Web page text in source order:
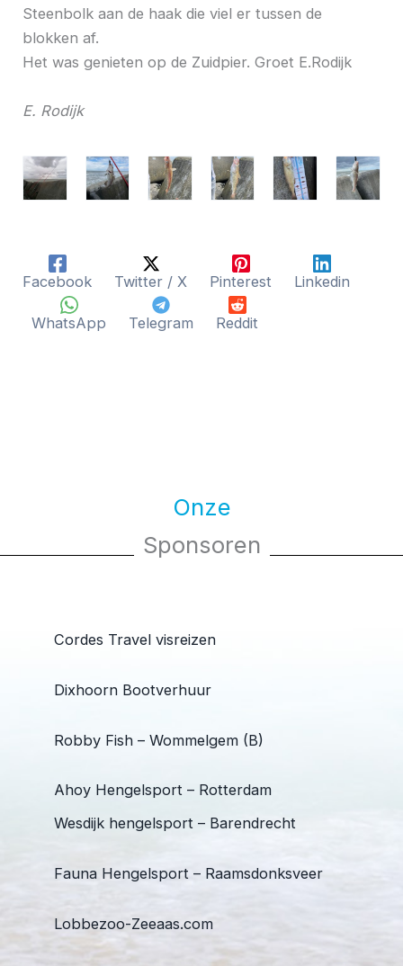
Steenbolk aan de haak die viel er tussen de
blokken af.
Het was genieten op de Zuidpier. Groet E.Rodijk
E. Rodijk
Facebook Twitter / X Pinterest Linkedin
WhatsApp Telegram Reddit
Onze
Sponsoren
Cordes Travel visreizen
Dixhoorn Bootverhuur
Robby Fish – Wommelgem (B)
Ahoy Hengelsport – Rotterdam
Wesdijk hengelsport – Barendrecht
Fauna Hengelsport – Raamsdonksveer
Lobbezoo-Zeeaas.com